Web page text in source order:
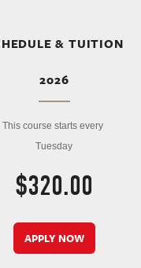
& TUITION
2026
This course starts every
Tuesday
$320.00
APPLY NOW